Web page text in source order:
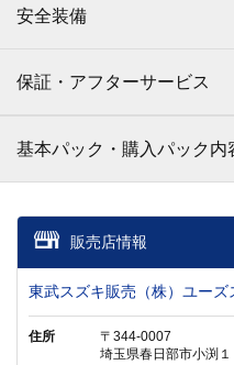
安全装備
保証・アフターサービス
基本パック・購入パック内
販売店情報
東武スズキ販売（株）ユーズ
住所
〒344-0007
埼玉県春日部市小渕１